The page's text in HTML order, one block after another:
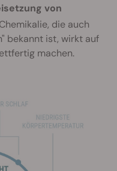
von
die auch
bekannt ist, wirkt auf
machen.